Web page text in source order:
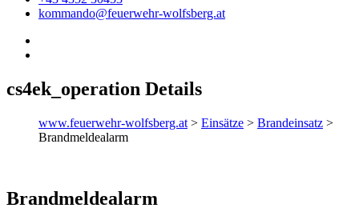
kommando@feuerwehr-wolfsberg.at
cs4ek_operation Details
www.feuerwehr-wolfsberg.at > Einsätze > Brandeinsatz >
Brandmeldealarm
Brandmeldealarm